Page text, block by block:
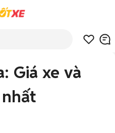
Giá xe và